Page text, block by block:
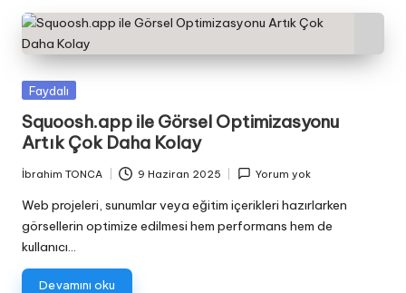
Posted
Faydalı
Squoosh.app ile Görsel Optimizasyonu
Artık Çok Daha Kolay
Posted
by
İbrahim TONCA 9 Haziran 2025 Yorum yok
Web projeleri, sunumlar veya eğitim içerikleri hazırlarken
görsellerin optimize edilmesi hem performans hem de
kullanıcı…
Devamını oku